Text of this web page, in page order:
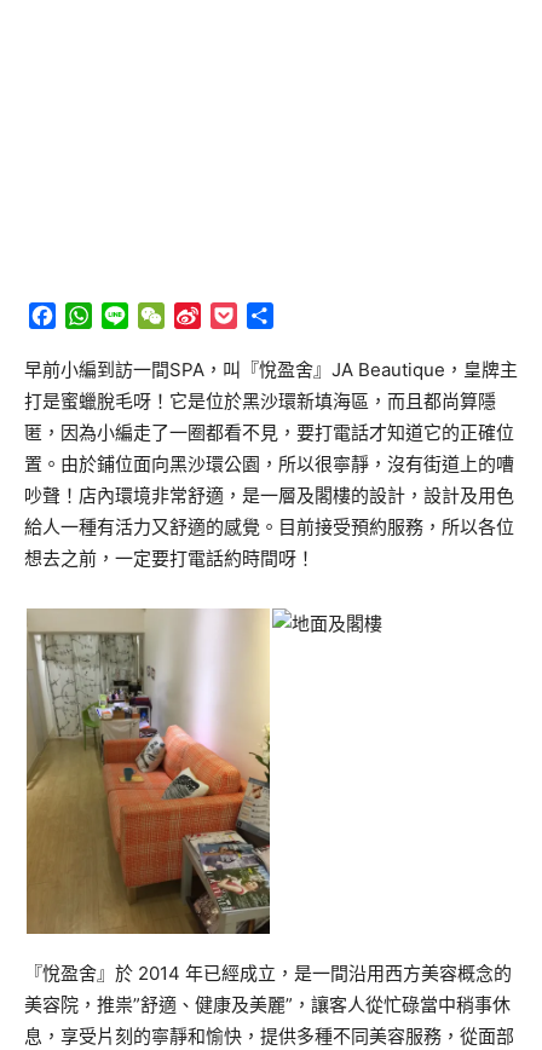
Facebook
WhatsApp
Line WeChat
Sina
Pocket
早前小編到訪一間SPA，叫『悅盈舍』JA Beautique，皇牌主
打是蜜蠟脫毛呀！它是位於黑沙環新填海區，而且都尚算隱
匿，因為小編走了一圈都看不見，要打電話才知道它的正確位
置。由於鋪位面向黑沙環公園，所以很寧靜，沒有街道上的嘈
吵聲！店內環境非常舒適，是一層及閣樓的設計，設計及用色
給人一種有活力又舒適的感覺。目前接受預約服務，所以各位
想去之前，一定要打電話約時間呀！
『悅盈舍』於 2014 年已經成立，是一間沿用西方美容概念的
美容院，推祟”舒適、健康及美麗”，讓客人從忙碌當中稍事休
息，享受片刻的寧靜和愉快，提供多種不同美容服務，從面部